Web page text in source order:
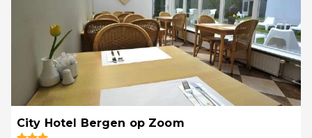
City Hotel Bergen op Zoom